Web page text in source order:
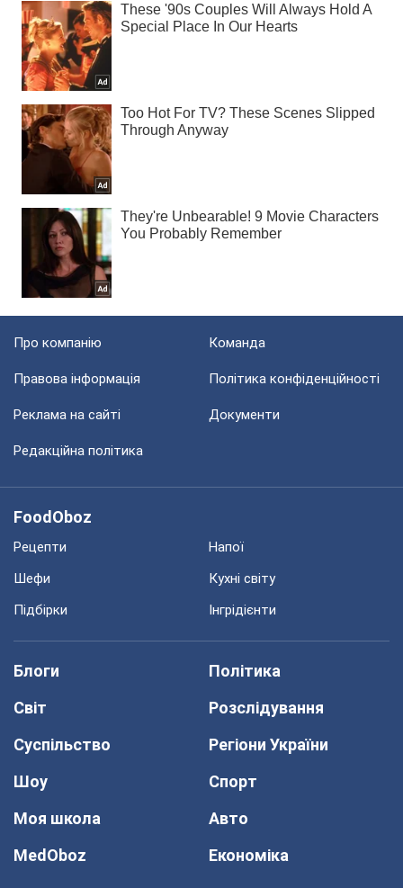
Про компанію Команда
Правова інформація Політика конфіденційності
Реклама на сайті Документи
Редакційна політика
FoodOboz
Рецепти
Напої
Шефи
Кухні світу
Підбірки
Інгрідієнти
Блоги
Політика
Світ
Розслідування
Суспільство
Регіони України
Шоу
Спорт
Моя школа
Авто
MedOboz
Економіка